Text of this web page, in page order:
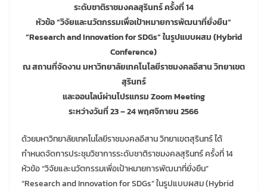
ระดับชาติราชมงคลสุรินทร์ ครั้งที่ 14
หัวข้อ “วิจัยและนวัตกรรมเพื่อเป้าหมายการพัฒนาที่ยั่งยืน”
“Research and Innovation for SDGs” ในรูปแบบผสม (Hybrid
Conference)
ณ สถานที่จัดงาน มหาวิทยาลัยเทคโนโลยีราชมงคลอีสาน วิทยาเขต
สุรินทร์
และออนไลน์ผ่านโปรแกรม Zoom Meeting
ระหว่างวันที่ 23 – 24 พฤศจิกายน 2566
ด้วยมหาวิทยาลัยเทคโนโลยีราชมงคลอีสาน วิทยาเขตสุรินทร์ ได้
กำหนดจัดการประชุมวิชาการระดับชาติราชมงคลสุรินทร์ ครั้งที่ 14
หัวข้อ “วิจัยและนวัตกรรมเพื่อเป้าหมายการพัฒนาที่ยั่งยืน”
“Research and Innovation for SDGs” ในรูปแบบผสม (Hybrid